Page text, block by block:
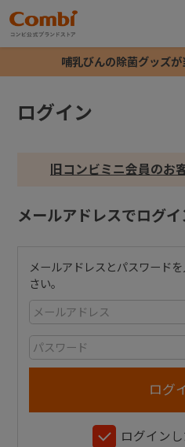
哺乳びんの除菌グッズ
ログイン
旧コンビミニ会員のお
メールアドレスでログイ
メールアドレスとパスワード
さい。
ログイン